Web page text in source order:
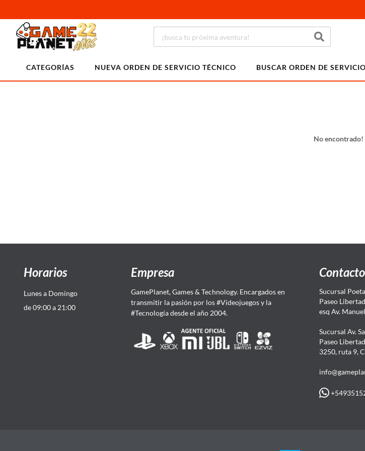
CATEGORÍAS NUEVA ORDEN DE SERVICIO TÉCNICO BUSCAR ORDEN DE
No encontrado!
Horarios
Lunes a Domingo
de 09:00 a 21:00
Empresa
GamePlanet, Games & Technology. Encargados en
transmitir la pasión por los #Videojuegos y la
#Tecnología desde el año 2004.
Contacto
Sucursal
Paseo
esq Av.
Sucursal Av.
Paseo
3250, ruta 9,